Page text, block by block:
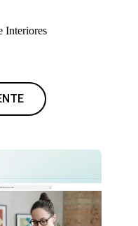
Interiores